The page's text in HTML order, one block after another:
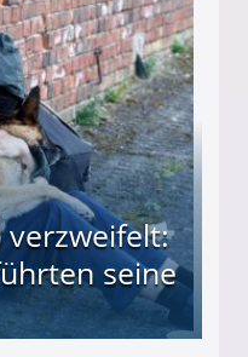
verzweifelt:
seine